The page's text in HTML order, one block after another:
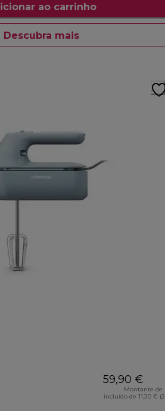
ao carrinho
Descubra mais
59,90 €
Montante de
incluído de 11,20 €